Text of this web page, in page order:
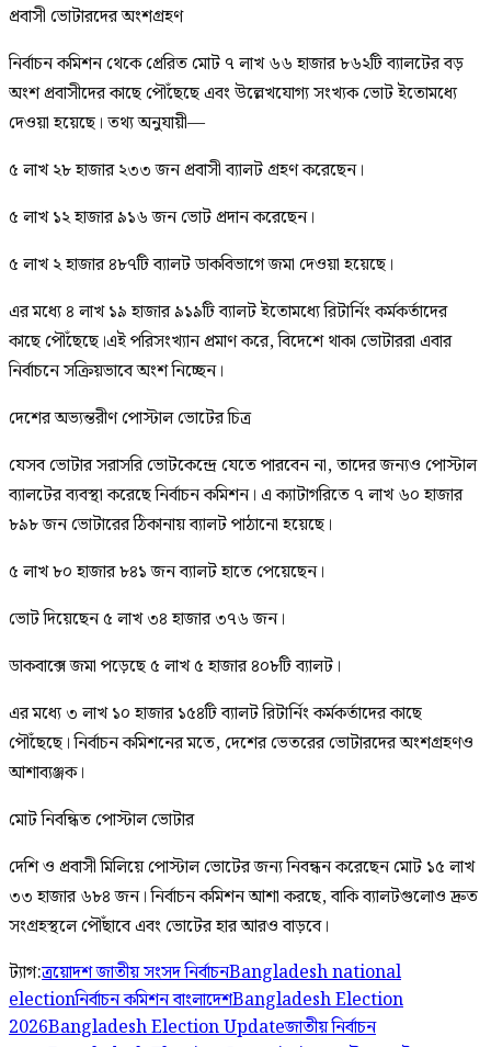
প্রবাসী ভোটারদের অংশগ্রহণ
নির্বাচন কমিশন থেকে প্রেরিত মোট ৭ লাখ ৬৬ হাজার ৮৬২টি ব্যালটের বড়
অংশ প্রবাসীদের কাছে পৌঁছেছে এবং উল্লেখযোগ্য সংখ্যক ভোট ইতোমধ্যে
দেওয়া হয়েছে। তথ্য অনুযায়ী—
৫ লাখ ২৮ হাজার ২৩৩ জন প্রবাসী ব্যালট গ্রহণ করেছেন।
৫ লাখ ১২ হাজার ৯১৬ জন ভোট প্রদান করেছেন।
৫ লাখ ২ হাজার ৪৮৭টি ব্যালট ডাকবিভাগে জমা দেওয়া হয়েছে।
এর মধ্যে ৪ লাখ ১৯ হাজার ৯১৯টি ব্যালট ইতোমধ্যে রিটার্নিং কর্মকর্তাদের
কাছে পৌঁছেছে।এই পরিসংখ্যান প্রমাণ করে, বিদেশে থাকা ভোটাররা এবার
নির্বাচনে সক্রিয়ভাবে অংশ নিচ্ছেন।
দেশের অভ্যন্তরীণ পোস্টাল ভোটের চিত্র
যেসব ভোটার সরাসরি ভোটকেন্দ্রে যেতে পারবেন না, তাদের জন্যও পোস্টাল
ব্যালটের ব্যবস্থা করেছে নির্বাচন কমিশন। এ ক্যাটাগরিতে ৭ লাখ ৬০ হাজার
৮৯৮ জন ভোটারের ঠিকানায় ব্যালট পাঠানো হয়েছে।
৫ লাখ ৮০ হাজার ৮৪১ জন ব্যালট হাতে পেয়েছেন।
ভোট দিয়েছেন ৫ লাখ ৩৪ হাজার ৩৭৬ জন।
ডাকবাক্সে জমা পড়েছে ৫ লাখ ৫ হাজার ৪০৮টি ব্যালট।
এর মধ্যে ৩ লাখ ১০ হাজার ১৫৪টি ব্যালট রিটার্নিং কর্মকর্তাদের কাছে
পৌঁছেছে। নির্বাচন কমিশনের মতে, দেশের ভেতরের ভোটারদের অংশগ্রহণও
আশাব্যঞ্জক।
মোট নিবন্ধিত পোস্টাল ভোটার
দেশি ও প্রবাসী মিলিয়ে পোস্টাল ভোটের জন্য নিবন্ধন করেছেন মোট ১৫ লাখ
৩৩ হাজার ৬৮৪ জন। নির্বাচন কমিশন আশা করছে, বাকি ব্যালটগুলোও দ্রুত
সংগ্রহস্থলে পৌঁছাবে এবং ভোটের হার আরও বাড়বে।
ট্যাগ:ত্রয়োদশ জাতীয় সংসদ নির্বাচনBangladesh national
electionনির্বাচন কমিশন বাংলাদেশBangladesh Election
2026Bangladesh Election Updateজাতীয় নির্বাচন